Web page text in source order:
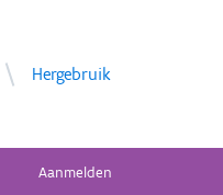
Hergebruik
Aanmelden